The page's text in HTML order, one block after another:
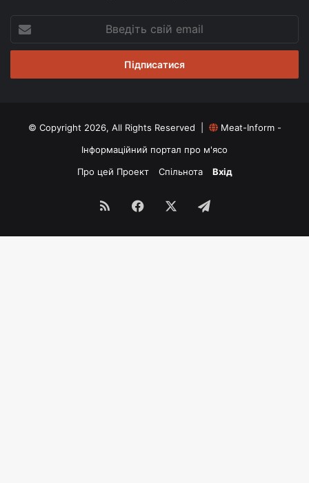
свій
email
© Copyright 2026, All Rights Reserved |
Meat-Inform -
Інформаційний портал про м'ясо
Про цей Проект
Спільнота Вхід
RSS Facebook